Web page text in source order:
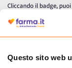
Questo sito web
Cliccando il badge,
autorizzata dal
medicinali.